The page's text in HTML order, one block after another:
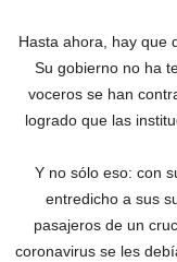
Hasta ahora, hay que
Su gobierno no ha
voceros se han
logrado que las
Y no sólo eso: con
entredicho a sus
pasajeros de un
coronavirus se les